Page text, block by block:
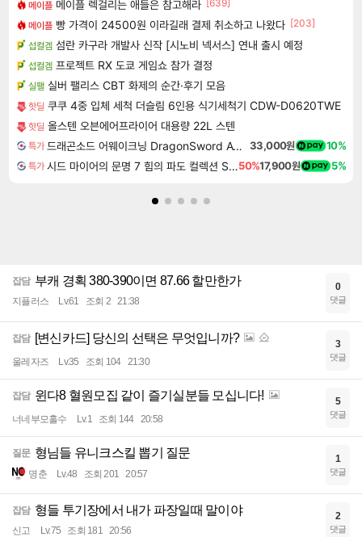
메이플 메이플 렉걸리는 애들은 참고해라 [639]
메이플 빵 가격이 24500원 이라길래 결제 취소하고 나왔다 [203]
섭컬겜 섬란 카구라 개발사 신작 [시노비 넥서스] 연내 출시 예정
섭컬겜 프로젝트 RX 도쿄 게임쇼 참가 결정
실팰 실버 팰리스 CBT 화제의 순간·후기 모음
핫딜 쿠쿠 4중 입체 세척 더슬림 6인용 식기세척기 CDW-D0620TWE
핫딜 올스텐 오븐에어프라이어 대용량 22L 스텐
특가 드래곤소드 어웨이크닝 DragonSword Awakening 33,000원 10%
특가 시드 마이어의 문명 7 힘의 파도 컬렉션 Sid Meier's Civilization VII Tides of Power Collection DLC50%17,900원 5%
잡담 부캐 경획 380-390이면 87.66 할만한가
지플러스 Lv.61 조회 2 21:38
0
댓글
잡담 [변신카드] 당신의 선택은 무엇입니까?
울레자즈 Lv.35 조회 104 21:30
3
댓글
잡담 윈다8 혈원모집 같이 즐기실분들 모십니다!
너네부모홀수 Lv.1 조회 144 20:58
5
댓글
질문 형님들 유니크스킬 뽑기 질문
명춘 Lv.48 조회 201 20:57
1
댓글
잡담 형들 투기장에서 내가 파장일때 말이야
신고 Lv.75 조회 181 20:56
2
댓글